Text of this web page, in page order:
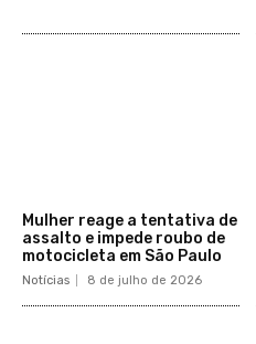
Mulher reage a tentativa de
assalto e impede roubo de
motocicleta em São Paulo
Notícias 8 de julho de 2026